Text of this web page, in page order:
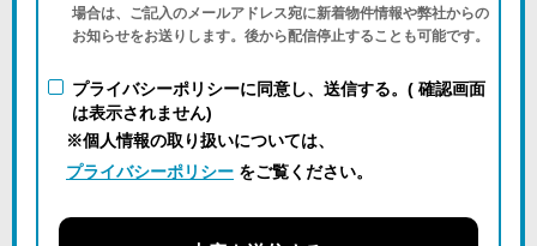
場合は、ご記入のメールアドレス宛に新着物件情報や弊社からの
お知らせをお送りします。後から配信停止することも可能です。
プライバシーポリシーに同意し、送信する。( 確認画面
は表示されません)
※個人情報の取り扱いについては、
プライバシーポリシー をご覧ください。